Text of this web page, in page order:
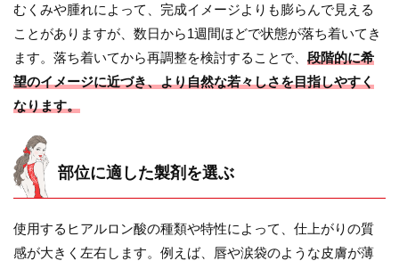
むくみや腫れによって、完成イメージよりも膨らんで見える
ことがありますが、数日から1週間ほどで状態が落ち着いてき
ます。落ち着いてから再調整を検討することで、 段階的に希
望のイメージに近づき、より自然な若々しさを目指しやすく
なります。
部位に適した製剤を選ぶ
使用するヒアルロン酸の種類や特性によって、仕上がりの質
感が大きく左右します。例えば、唇や涙袋のような皮膚が薄